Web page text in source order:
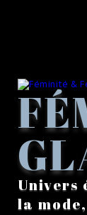
Univers
la